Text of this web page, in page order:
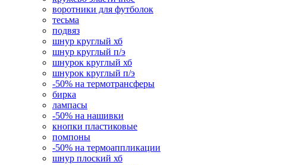
воротники для футболок
тесьма
подвяз
шнур круглый хб
шнур круглый п/э
шнурок круглый хб
шнурок круглый п/э
-50% на термотрансферы
бирка
лампасы
-50% на нашивки
кнопки пластиковые
помпоны
-50% на термоаппликации
шнур плоский хб